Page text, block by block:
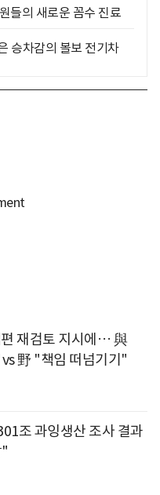
들의 새로운 꼼수 진료
승차감의 볼보 전기차
재검토 지시에… 與
野 "책임 떠넘기기"
조 과잉생산 조사 결과